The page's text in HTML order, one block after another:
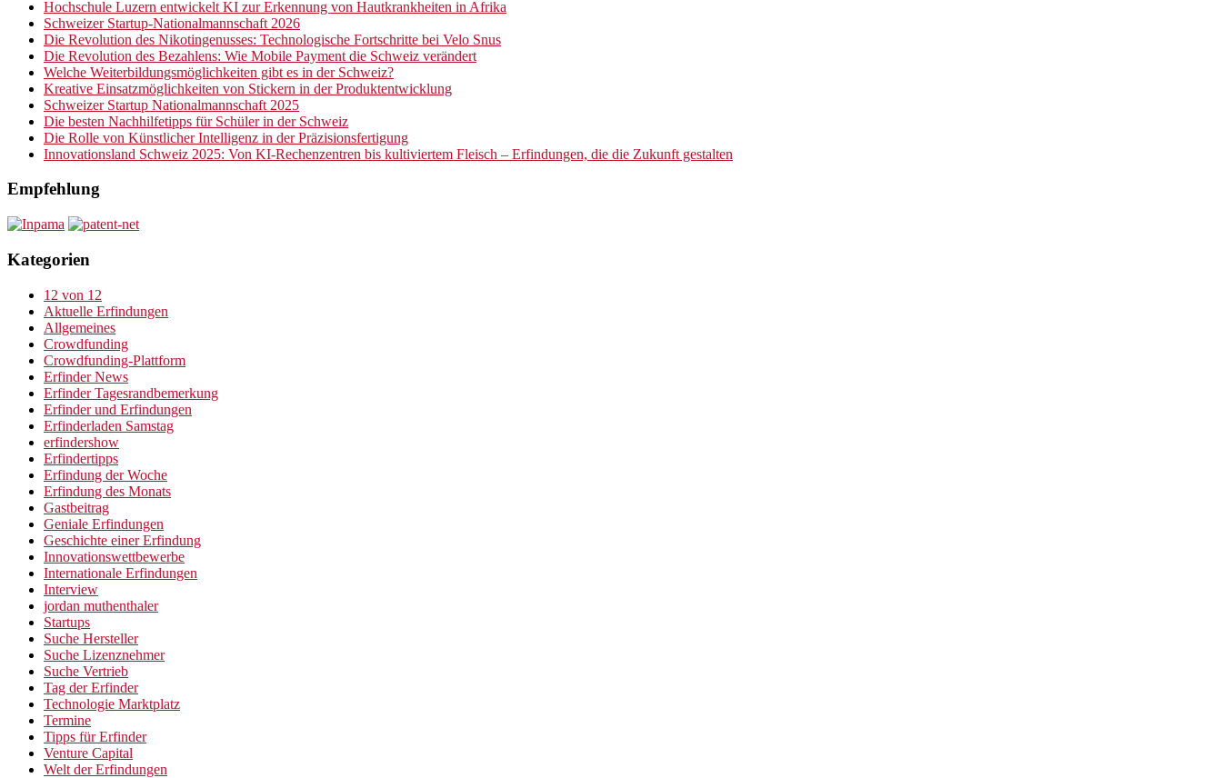
Hochschule Luzern entwickelt KI zur Erkennung von Hautkrankheiten in Afrika
Schweizer Startup-Nationalmannschaft 2026
Die Revolution des Nikotingenusses: Technologische Fortschritte bei Velo Snus
Die Revolution des Bezahlens: Wie Mobile Payment die Schweiz verändert
Welche Weiterbildungsmöglichkeiten gibt es in der Schweiz?
Kreative Einsatzmöglichkeiten von Stickern in der Produktentwicklung
Schweizer Startup Nationalmannschaft 2025
Die besten Nachhilfetipps für Schüler in der Schweiz
Die Rolle von Künstlicher Intelligenz in der Präzisionsfertigung
Innovationsland Schweiz 2025: Von KI-Rechenzentren bis kultiviertem Fleisch – Erfindungen, die die Zukunft gestalten
Empfehlung
Kategorien
12 von 12
Aktuelle Erfindungen
Allgemeines
Crowdfunding
Crowdfunding-Plattform
Erfinder News
Erfinder Tagesrandbemerkung
Erfinder und Erfindungen
Erfinderladen Samstag
erfindershow
Erfindertipps
Erfindung der Woche
Erfindung des Monats
Gastbeitrag
Geniale Erfindungen
Geschichte einer Erfindung
Innovationswettbewerbe
Internationale Erfindungen
Interview
jordan muthenthaler
Startups
Suche Hersteller
Suche Lizenznehmer
Suche Vertrieb
Tag der Erfinder
Technologie Marktplatz
Termine
Tipps für Erfinder
Venture Capital
Welt der Erfindungen